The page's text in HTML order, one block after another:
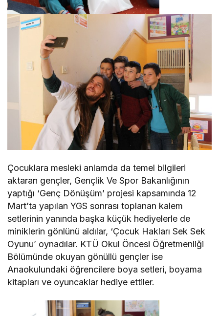
Çocuklara mesleki anlamda da temel bilgileri
aktaran gençler, Gençlik Ve Spor Bakanlığının
yaptığı ‘Genç Dönüşüm’ projesi kapsamında 12
Mart’ta yapılan YGS sonrası toplanan kalem
setlerinin yanında başka küçük hediyelerle de
miniklerin gönlünü aldılar, ‘Çocuk Hakları Sek Sek
Oyunu’ oynadılar. KTÜ Okul Öncesi Öğretmenliği
Bölümünde okuyan gönüllü gençler ise
Anaokulundaki öğrencilere boya setleri, boyama
kitapları ve oyuncaklar hediye ettiler.